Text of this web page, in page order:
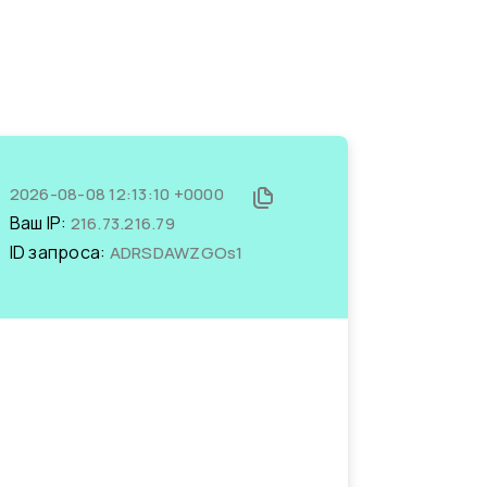
2026-08-08 12:13:10 +0000
Ваш IP: 216.73.216.79
ID запроса: ADRSDAWZGOs1